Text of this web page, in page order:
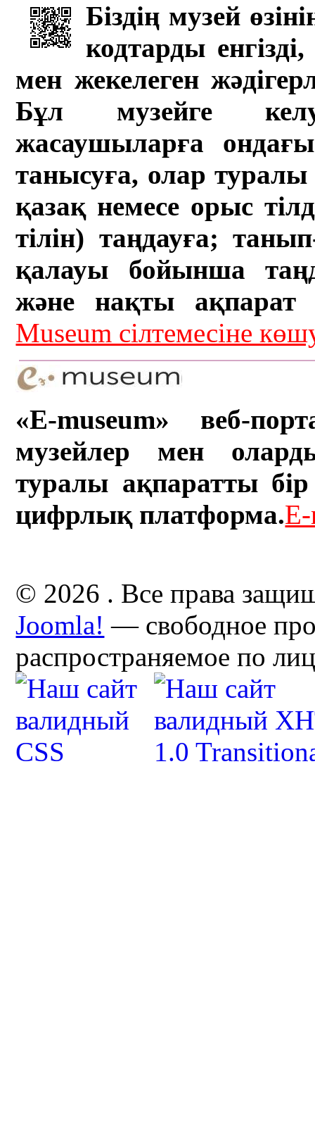
Біздің музей
кодтарды
мен жекелеген
Бұл музейге
жасаушыларға
танысуға, олар туралы
қазақ немесе орыс
тілін) таңдауға;
қалауы бойынша
және нақты ақпарат
Museum сілтемесіне
«E-museum» веб-
музейлер мен
туралы ақпаратты бір
цифрлық платформа.
© 2026 . Все права
Joomla! — свободное
распространяемое по